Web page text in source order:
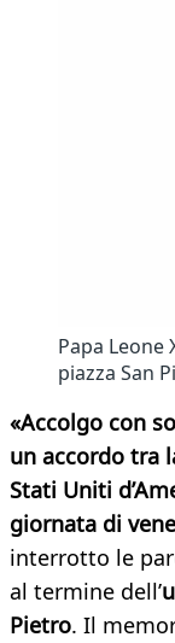
Papa Leone
piazza San
«Accolgo con
un accordo tra
Stati Uniti
giornata di
interrotto le
al termine dell’
Pietro. Il